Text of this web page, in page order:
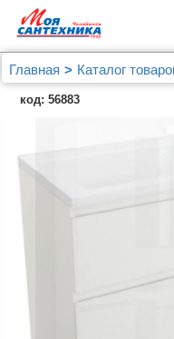
Главная Каталог
Мебель 100 - 120 см.
Мебель для ванной
код: 56883